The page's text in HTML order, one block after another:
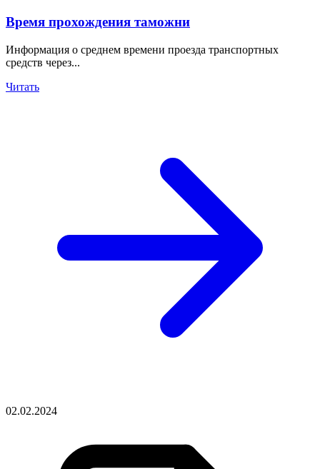
Время прохождения таможни
Информация о среднем времени проезда транспортных
средств через...
Читать
02.02.2024